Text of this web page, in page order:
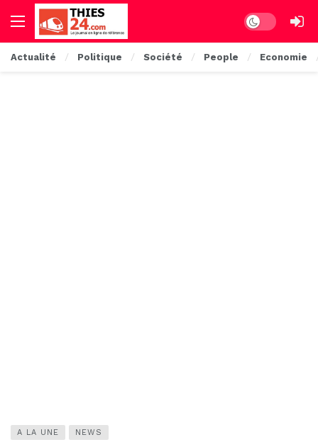
Dark mode
Actualité Politique Société People Economie
A LA UNE NEWS